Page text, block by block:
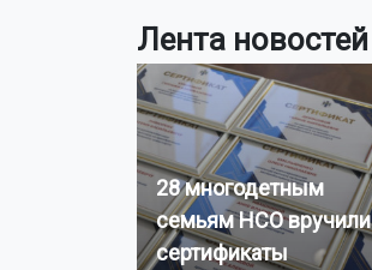
Лента новостей
28 многодетным
семьям НСО вручили
сертификаты